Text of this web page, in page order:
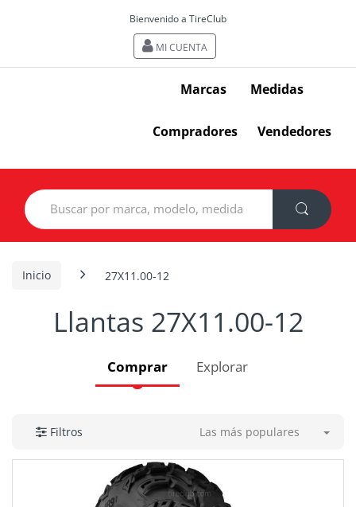
Bienvenido a TireClub
MI CUENTA
Marcas Medidas
Compradores Vendedores
Search
for:
Inicio 27X11.00-12
Llantas 27X11.00-12
Comprar Explorar
Filtros Las más populares